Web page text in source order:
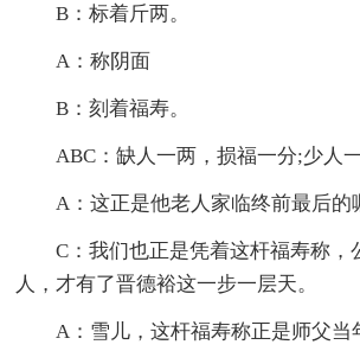
B：标着斤两。
A：称阴面
B：刻着福寿。
ABC：缺人一两，损福一分;少人
A：这正是他老人家临终前最后的
C：我们也正是凭着这杆福寿称，
人，才有了晋德裕这一步一层天。
A：雪儿，这杆福寿称正是师父当